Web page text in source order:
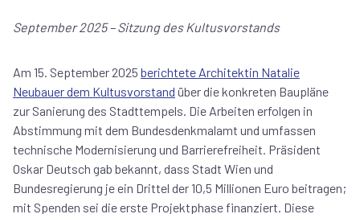
September 2025 – Sitzung des Kultusvorstands
Am 15. September 2025 berichtete Architektin Natalie
Neubauer dem Kultusvorstand über die konkreten Baupläne
zur Sanierung des Stadttempels. Die Arbeiten erfolgen in
Abstimmung mit dem Bundesdenkmalamt und umfassen
technische Modernisierung und Barrierefreiheit. Präsident
Oskar Deutsch gab bekannt, dass Stadt Wien und
Bundesregierung je ein Drittel der 10,5 Millionen Euro beitragen;
mit Spenden sei die erste Projektphase finanziert. Diese